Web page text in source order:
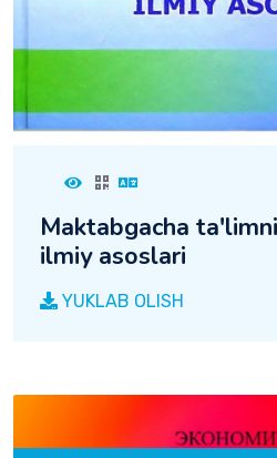
Maktabgacha
ilmiy asoslari
YUKLAB OLISH